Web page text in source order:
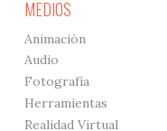
MEDIOS
Animación
Audio
Fotografía
Herramientas
Realidad Virtual